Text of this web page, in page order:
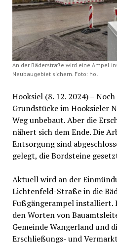
An der Bäderstraße wird eine Ampel
Neubaugebiet sichern. Foto: hol
Hooksiel (8. 12. 2024) –
Grundstücke im Hooksieler
Weg unbebaut. Aber die
nähert sich dem Ende. Die
Entsorgung sind
gelegt, die Bordsteine
Aktuell wird an der
Lichtenfeld-Straße in die
Fußgängerampel installiert.
den Worten von
Gemeinde Wangerland und
Erschließungs- und